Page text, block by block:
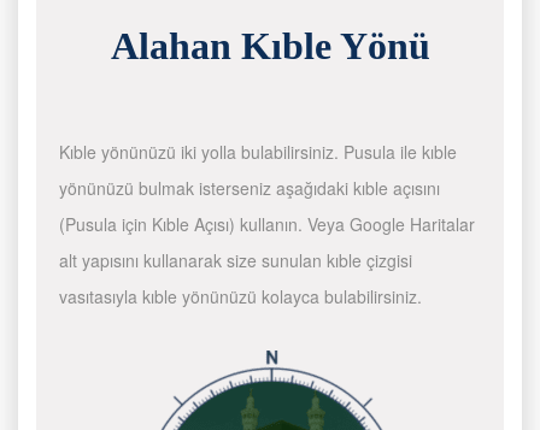
Alahan Kıble Yönü
Kıble yönünüzü iki yolla bulabilirsiniz. Pusula ile kıble
yönünüzü bulmak isterseniz aşağıdaki kıble açısını
(Pusula için Kıble Açısı) kullanın. Veya Google Haritalar
alt yapısını kullanarak size sunulan kıble çizgisi
vasıtasıyla kıble yönünüzü kolayca bulabilirsiniz.